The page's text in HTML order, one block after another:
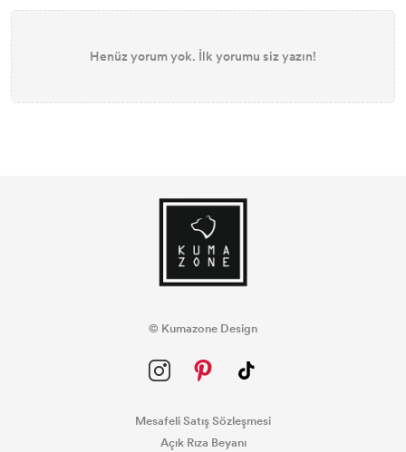
Henüz yorum yok. İlk yorumu siz yazın!
© Kumazone Design
Mesafeli Satış Sözleşmesi
Açık Rıza Beyanı